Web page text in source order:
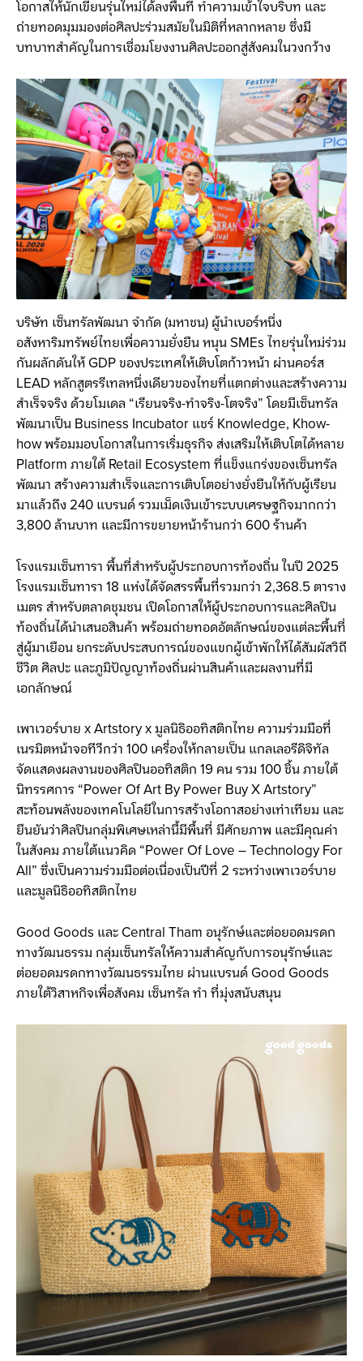
โอกาสให้นักเขียนรุ่นใหม่ได้ลงพื้นที่ ทำความเข้าใจบริบท และ
ถ่ายทอดมุมมองต่อศิลปะร่วมสมัยในมิติที่หลากหลาย ซึ่งมี
บทบาทสำคัญในการเชื่อมโยงงานศิลปะออกสู่สังคมในวงกว้าง
บริษัท เซ็นทรัลพัฒนา จำกัด (มหาชน) ผู้นำเบอร์หนึ่ง
อสังหาริมทรัพย์ไทยเพื่อความยั่งยืน หนุน SMEs ไทยรุ่นใหม่ร่วม
กันผลักดันให้ GDP ของประเทศให้เติบโตก้าวหน้า ผ่านคอร์ส
LEAD หลักสูตรรีเทลหนึ่งเดียวของไทยที่แตกต่างและสร้างความ
สำเร็จจริง ด้วยโมเดล “เรียนจริง-ทำจริง-โตจริง” โดยมีเซ็นทรัล
พัฒนาเป็น Business Incubator แชร์ Knowledge, Khow-
how พร้อมมอบโอกาสในการเริ่มธุรกิจ ส่งเสริมให้เติบโตได้หลาย
Platform ภายใต้ Retail Ecosystem ที่แข็งแกร่งของเซ็นทรัล
พัฒนา สร้างความสำเร็จและการเติบโตอย่างยั่งยืนให้กับผู้เรียน
มาแล้วถึง 240 แบรนด์ รวมเม็ดเงินเข้าระบบเศรษฐกิจมากกว่า
3,800 ล้านบาท และมีการขยายหน้าร้านกว่า 600 ร้านค้า
โรงแรมเซ็นทารา พื้นที่สำหรับผู้ประกอบการท้องถิ่น ในปี 2025
โรงแรมเซ็นทารา 18 แห่งได้จัดสรรพื้นที่รวมกว่า 2,368.5 ตาราง
เมตร สำหรับตลาดชุมชน เปิดโอกาสให้ผู้ประกอบการและศิลปิน
ท้องถิ่นได้นำเสนอสินค้า พร้อมถ่ายทอดอัตลักษณ์ของแต่ละพื้นที่
สู่ผู้มาเยือน ยกระดับประสบการณ์ของแขกผู้เข้าพักให้ได้สัมผัสวิถี
ชีวิต ศิลปะ และภูมิปัญญาท้องถิ่นผ่านสินค้าและผลงานที่มี
เอกลักษณ์
เพาเวอร์บาย x Artstory x มูลนิธิออทิสติกไทย ความร่วมมือที่
เนรมิตหน้าจอทีวีกว่า 100 เครื่องให้กลายเป็น แกลเลอรีดิจิทัล
จัดแสดงผลงานของศิลปินออทิสติก 19 คน รวม 100 ชิ้น ภายใต้
นิทรรศการ “Power Of Art By Power Buy X Artstory”
สะท้อนพลังของเทคโนโลยีในการสร้างโอกาสอย่างเท่าเทียม และ
ยืนยันว่าศิลปินกลุ่มพิเศษเหล่านี้มีพื้นที่ มีศักยภาพ และมีคุณค่า
ในสังคม ภายใต้แนวคิด “Power Of Love – Technology For
All” ซึ่งเป็นความร่วมมือต่อเนื่องเป็นปีที่ 2 ระหว่างเพาเวอร์บาย
และมูลนิธิออทิสติกไทย
Good Goods และ Central Tham อนุรักษ์และต่อยอดมรดก
ทางวัฒนธรรม กลุ่มเซ็นทรัลให้ความสำคัญกับการอนุรักษ์และ
ต่อยอดมรดกทางวัฒนธรรมไทย ผ่านแบรนด์ Good Goods
ภายใต้วิสาหกิจเพื่อสังคม เซ็นทรัล ทำ ที่มุ่งสนับสนุน